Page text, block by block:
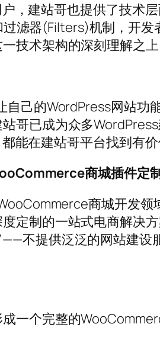
，建站哥也提供了技术
滤器(Filters)机制，开
技术架构的深刻理解之上
己的WordPress网站
哥已成为众多
能在建站哥平台找到有价
商城插件定
商城开发
定制的一站式电商解决
不提供泛泛的网站建
一个完整的